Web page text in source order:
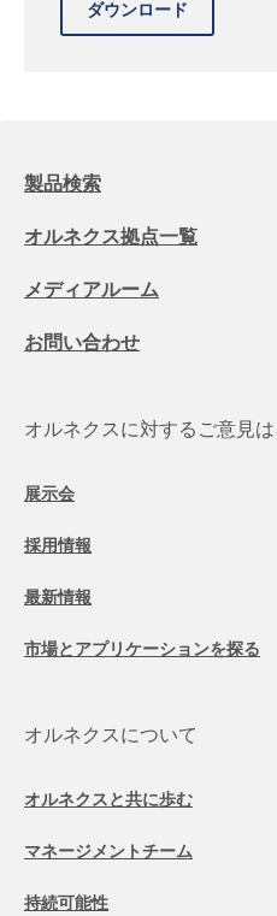
製品検索
オルネクス拠点一覧
メディアルーム
お問い合わせ
オルネクスに対するご意見
展示会
採用情報
最新情報
市場とアプリケーションを探る
オルネクスについて
オルネクスと共に歩む
マネージメントチーム
持続可能性